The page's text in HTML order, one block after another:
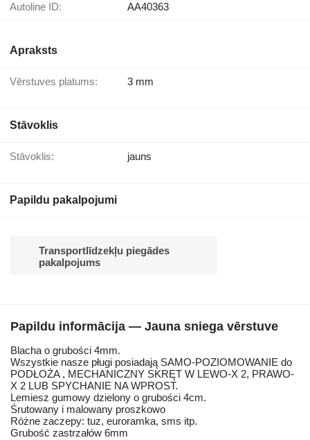
Autoline ID: AA40363
Apraksts
Vērstuves platums: 3 mm
Stāvoklis
Stāvoklis: jauns
Papildu pakalpojumi
Transportlīdzekļu piegādes
pakalpojums
Papildu informācija — Jauna sniega vērstuve
Blacha o grubości 4mm.
Wszystkie nasze pługi posiadają SAMO-POZIOMOWANIE do
PODŁOŻA , MECHANICZNY SKRĘT W LEWO-X 2, PRAWO-
X 2 LUB SPYCHANIE NA WPROST.
Lemiesz gumowy dzielony o grubości 4cm.
Śrutowany i malowany proszkowo
Różne zaczepy: tuz, euroramka, sms itp.
Grubość zastrzałów 6mm